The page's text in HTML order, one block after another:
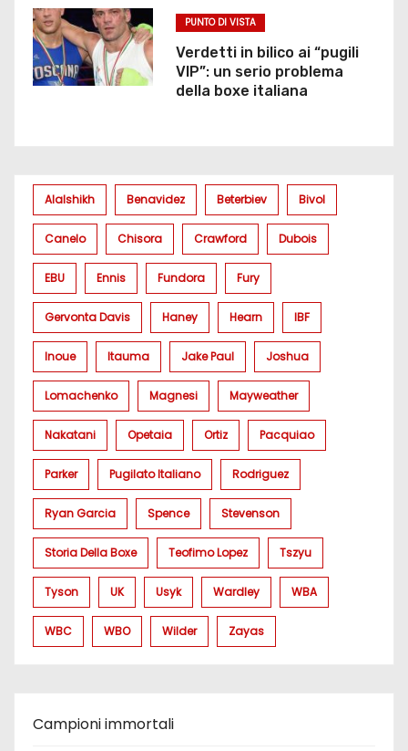
PUNTO DI VISTA
Verdetti in bilico ai “pugili
VIP”: un serio problema
della boxe italiana
Alalshikh Benavidez Beterbiev Bivol
Canelo Chisora Crawford Dubois
EBU Ennis Fundora Fury
Gervonta Davis Haney Hearn IBF
Inoue Itauma Jake Paul Joshua
Lomachenko Magnesi Mayweather
Nakatani Opetaia Ortiz Pacquiao
Parker Pugilato Italiano Rodriguez
Ryan Garcia Spence Stevenson
Storia Della Boxe Teofimo Lopez Tszyu
Tyson UK Usyk Wardley WBA
WBC WBO Wilder Zayas
Campioni immortali